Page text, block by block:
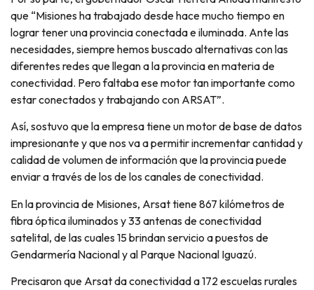
que “Misiones ha trabajado desde hace mucho tiempo en
lograr tener una provincia conectada e iluminada. Ante las
necesidades, siempre hemos buscado alternativas con las
diferentes redes que llegan a la provincia en materia de
conectividad. Pero faltaba ese motor tan importante como
estar conectados y trabajando con ARSAT”.
Así, sostuvo que la empresa tiene un motor de base de datos
impresionante y que nos va a permitir incrementar cantidad y
calidad de volumen de información que la provincia puede
enviar a través de los de los canales de conectividad.
En la provincia de Misiones, Arsat tiene 867 kilómetros de
fibra óptica iluminados y 33 antenas de conectividad
satelital, de las cuales 15 brindan servicio a puestos de
Gendarmería Nacional y al Parque Nacional Iguazú.
Precisaron que Arsat da conectividad a 172 escuelas rurales